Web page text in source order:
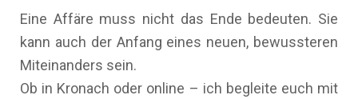
Eine Affäre muss nicht das Ende bedeuten. Sie
kann auch der Anfang eines neuen, bewussteren
Miteinanders sein.
Ob in Kronach oder online – ich begleite euch mit